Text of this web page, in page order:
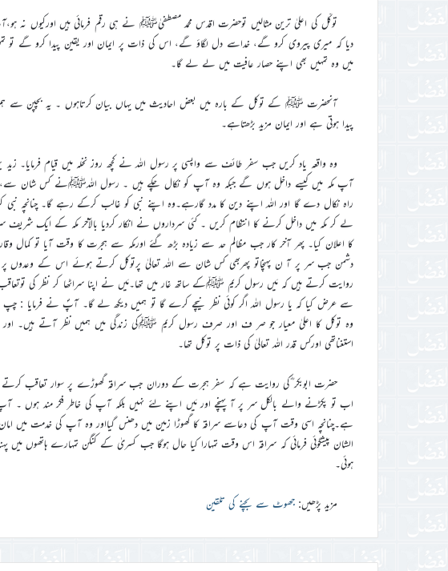
توکّل کی اعلیٰ ترین مثالیں توحضرت اقدس محمد مصطفیٰﷺ نے ہی رقم فرمائی ہیں اورکیوں
دیا کہ میری پیروی کرو گے، خداسے دل لگاؤ گے، اس کی ذات پر ایمان اور یقین پیدا کرو گے تو
میں وہ تمہیں بھی اپنے حصار عافیت میں لے لے گا۔
آنحضرت ﷺ کے توکل کے بارہ میں بعض احادیث میں یہاں بیان کرتاہوں ۔ یہ بچپن سے ہم
پیدا ہوتی ہے اور ایمان مزید بڑھتاہے۔
وہ واقعہ یاد کریں جب سفر طائف سے واپسی پر رسول اللہ نے کچھ روز نخلہ میں قیام
آپ مکہ میں کیسے داخل ہوں گے جبکہ وہ آپ کو نکال چکے ہیں ۔ رسول اللہﷺنے کس شان سے،
راہ نکال دے گا اور اللہ اپنے دین کا مدد گارہے۔وہ اپنے نبی کو غالب کرکے رہے گا۔ چنانچہ نبی
لے کر مکہ میں داخل کرنے کا انتظام کریں ۔ کئی سرداروں نے انکار کردیا بالآخر مکہ کے ایک
کا اعلان کیا۔ پھر آخر کار جب مظالم حد سے زیادہ بڑھ گئے اورمکہ سے ہجرت کا وقت آیا تو
دشمن جب سر پر آ ن پہنچاتو پھربھی کس شان سے اللہ تعالیٰ پرتوکل کرتے ہوئے اس کے وعدوں
روایت کرتے ہیں کہ مَیں رسول کریم ﷺکے ساتھ غار میں تھا۔مَیں نے اپنا سراٹھا کر نظر کی
سے عرض کیا کہ یا رسول اللہ اگر کوئی نظر نیچے کرے گا تو ہمیں دیکھ لے گا۔ آپؐ نے فرمایا :
وہ توکل کا اعلیٰ معیار جو صر ف اور صرف رسول کریم ﷺکی زندگی میں ہمیں نظر آتے ہیں۔
استغناتھی اورکس قدر اللہ تعالیٰ کی ذات پر توکل تھا۔
حضرت ابوبکر ؓکی روایت ہے کہ سفر ہجرت کے دوران جب سراقہ گھوڑے پر سوار تعاقب کرتے
اب تو پکڑنے والے بالکل سر پر آ پہنچے اور مَیں اپنے لئے نہیں بلکہ آپ کی خاطر فکر مند ہوں ۔
ہے۔چنانچہ اسی وقت آپ کی دعاسے سراقہ کا گھوڑا زمین میں دھنس گیااور وہ آپ کی خدمت
الشان پیشگوئی فرمائی کہ سراقہ اس وقت تمہارا کیا حال ہوگا جب کسریٰ کے کنگن تمہارے ہاتھوں
ہوئی۔
مزید پڑھیں: جھوٹ سے بچنے کی تلقین